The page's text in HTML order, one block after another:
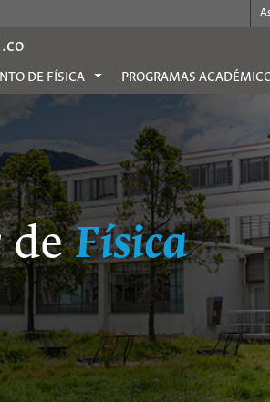
DE FÍSICA PROGRAMAS
deFísica